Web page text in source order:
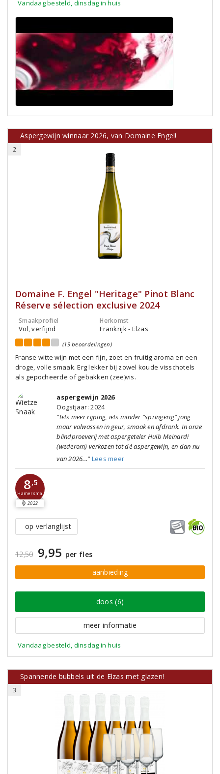
Vandaag besteld, dinsdag in huis
Aspergewijn winnaar 2026, van Domaine Engel!
2
Domaine F. Engel "Heritage" Pinot Blanc
Réserve sélection exclusive 2024
Smaakprofiel
Vol, verfijnd
Herkomst
Frankrijk - Elzas
(19 beoordelingen)
Franse witte wijn met een fijn, zoet en fruitig aroma en een
droge, volle smaak. Erg lekker bij zowel koude visschotels
als gepocheerde of gebakken (zee)vis.
aspergewijn 2026
Oogstjaar: 2024
"Iets meer rijping, iets minder "springerig" jong
maar volwassen in geur, smaak en afdronk. In onze
blindproeverij met aspergeteler Huib Meinardi
(wederom) verkozen tot dé aspergewijn, en dan nu
van 2026..." Lees meer
8,5
Hamersma
2022
op verlanglijst
12,50 9,95 per fles
aanbieding
doos (6)
meer informatie
Vandaag besteld, dinsdag in huis
Spannende bubbels uit de Elzas met glazen!
3